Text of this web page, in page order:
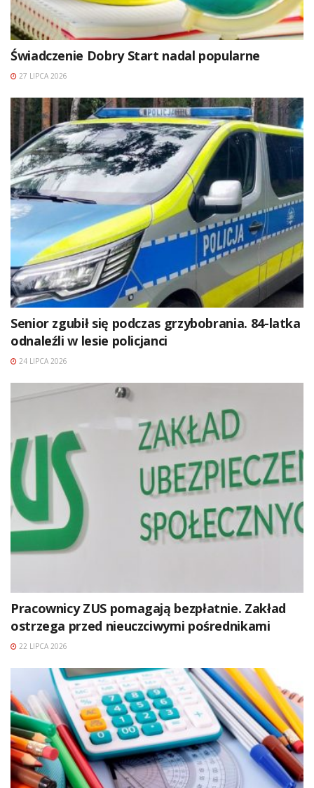
Świadczenie Dobry Start nadal popularne
27 LIPCA 2026
Senior zgubił się podczas grzybobrania. 84-latka
odnaleźli w lesie policjanci
24 LIPCA 2026
Pracownicy ZUS pomagają bezpłatnie. Zakład
ostrzega przed nieuczciwymi pośrednikami
22 LIPCA 2026